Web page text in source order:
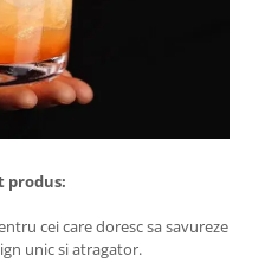
produs:
cei care doresc sa savureze
unic si atragator.